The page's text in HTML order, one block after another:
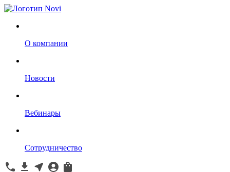
О компании
Новости
Вебинары
Сотрудничество